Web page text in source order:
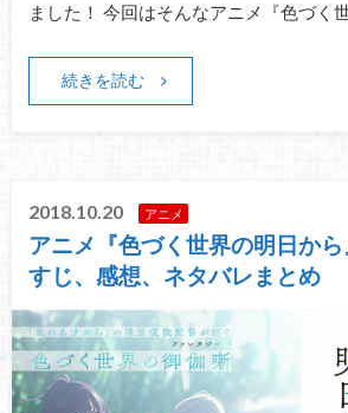
ました！ 今回はそんなアニメ『色づく
続きを読む
2018.10.20 アニメ
アニメ『色づく世界の明日か
すじ、感想、ネタバレまとめ